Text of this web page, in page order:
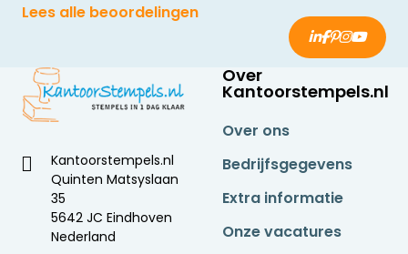
Lees alle beoordelingen
Kantoorstempels.nl
Quinten Matsyslaan
35
5642 JC Eindhoven
Nederland
Over
Kantoorstempels.nl
Over ons
Bedrijfsgegevens
Extra informatie
Onze vacatures